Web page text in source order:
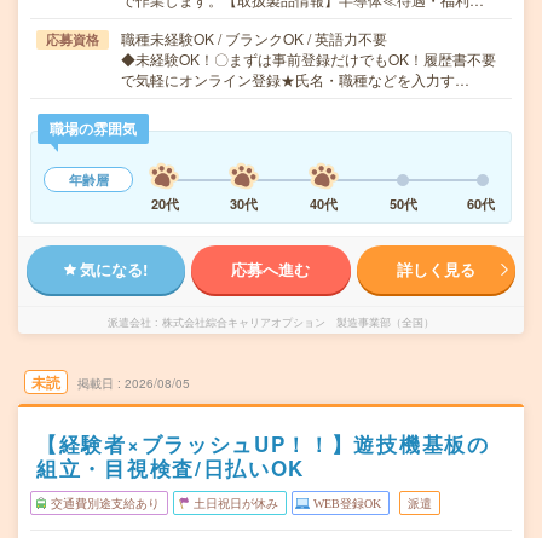
応募資格
職種未経験OK / ブランクOK / 英語力不要
◆未経験OK！〇まずは事前登録だけでもOK！履歴書不要
で気軽にオンライン登録★氏名・職種などを入力す…
職場の雰囲気
年齢層
20代
30代 40代 50代 60代
気になる! 応募へ進む 詳しく見る
派遣会社 株式会社綜合キャリアオプション 製造事業部（全国）
未読 掲載日 2026/08/05
【経験者×ブラッシュUP！！】遊技機基板の
組立・目視検査/日払いOK
交通費別途支給あり 土日祝日が休み WEB登録OK 派遣